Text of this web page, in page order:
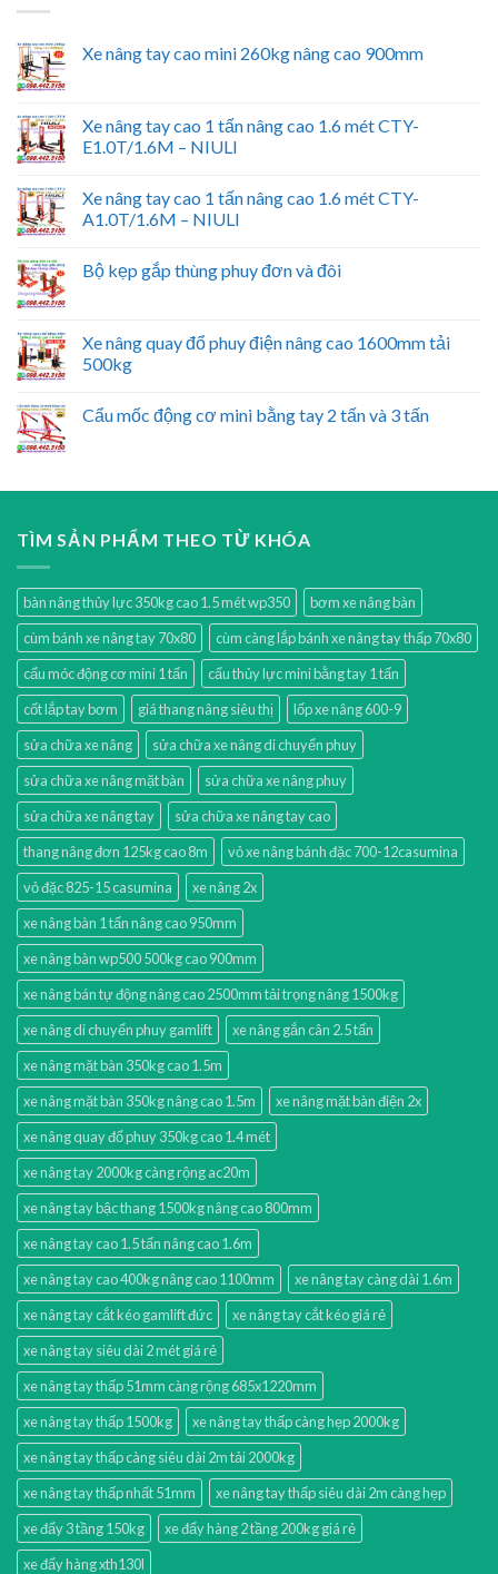
Xe nâng tay cao mini 260kg nâng cao 900mm
Xe nâng tay cao 1 tấn nâng cao 1.6 mét CTY-
E1.0T/1.6M – NIULI
Xe nâng tay cao 1 tấn nâng cao 1.6 mét CTY-
A1.0T/1.6M – NIULI
Bộ kẹp gắp thùng phuy đơn và đôi
Xe nâng quay đổ phuy điện nâng cao 1600mm tải
500kg
Cẩu mốc động cơ mini bằng tay 2 tấn và 3 tấn
TÌM SẢN PHẨM THEO TỪ KHÓA
bàn nâng thủy lực 350kg cao 1.5 mét wp350
bơm xe nâng bàn
cùm bánh xe nâng tay 70x80
cùm càng lắp bánh xe nâng tay thấp 70x80
cẩu móc động cơ mini 1 tấn
cẩu thủy lực mini bằng tay 1 tấn
cốt lắp tay bơm
giá thang nâng siêu thị
lốp xe nâng 600-9
sửa chữa xe nâng
sửa chữa xe nâng di chuyển phuy
sửa chữa xe nâng mặt bàn
sửa chữa xe nâng phuy
sửa chữa xe nâng tay
sửa chữa xe nâng tay cao
thang nâng đơn 125kg cao 8m
vỏ xe nâng bánh đặc 700-12casumina
vỏ đặc 825-15 casumina
xe nâng 2x
xe nâng bàn 1 tấn nâng cao 950mm
xe nâng bàn wp500 500kg cao 900mm
xe nâng bán tự động nâng cao 2500mm tải trọng nâng 1500kg
xe nâng di chuyển phuy gamlift
xe nâng gắn cân 2.5 tấn
xe nâng mặt bàn 350kg cao 1.5m
xe nâng mặt bàn 350kg nâng cao 1.5m
xe nâng mặt bàn điện 2x
xe nâng quay đổ phuy 350kg cao 1.4 mét
xe nâng tay 2000kg càng rộng ac20m
xe nâng tay bậc thang 1500kg nâng cao 800mm
xe nâng tay cao 1.5 tấn nâng cao 1.6m
xe nâng tay cao 400kg nâng cao 1100mm
xe nâng tay càng dài 1.6m
xe nâng tay cắt kéo gamlift đức
xe nâng tay cắt kéo giá rẻ
xe nâng tay siêu dài 2 mét giá rẻ
xe nâng tay thấp 51mm càng rộng 685x1220mm
xe nâng tay thấp 1500kg
xe nâng tay thấp càng hẹp 2000kg
xe nâng tay thấp càng siêu dài 2m tải 2000kg
xe nâng tay thấp nhất 51mm
xe nâng tay thấp siêu dài 2m càng hẹp
xe đẩy 3 tầng 150kg
xe đẩy hàng 2 tầng 200kg giá rẻ
xe đẩy hàng xth130l